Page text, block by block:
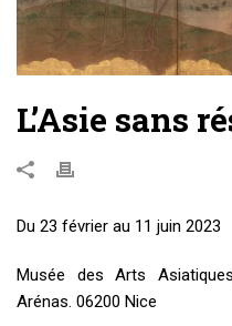
L’Asie sans
Du 23 février au 11 juin 2023
Musée des Arts
Arénas. 06200 Nice